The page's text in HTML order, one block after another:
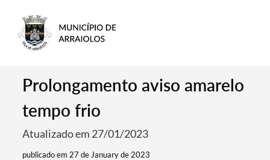
Prolongamento aviso amarelo
tempo frio
Atualizado em 27/01/2023
publicado em 27 de January de 2023